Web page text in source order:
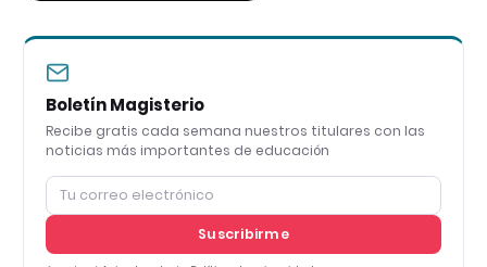
Boletín Magisterio
Recibe gratis cada semana nuestros titulares con las
noticias más importantes de educación
Suscribirme